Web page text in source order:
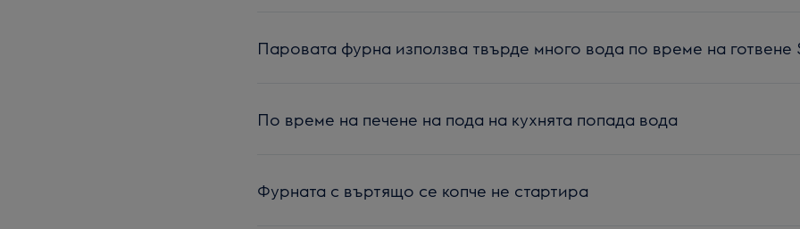
Паровата фурна използва твърде много вода по време на готвене
По време на печене на пода на кухнята попада вода
Фурната с въртящо се копче не стартира